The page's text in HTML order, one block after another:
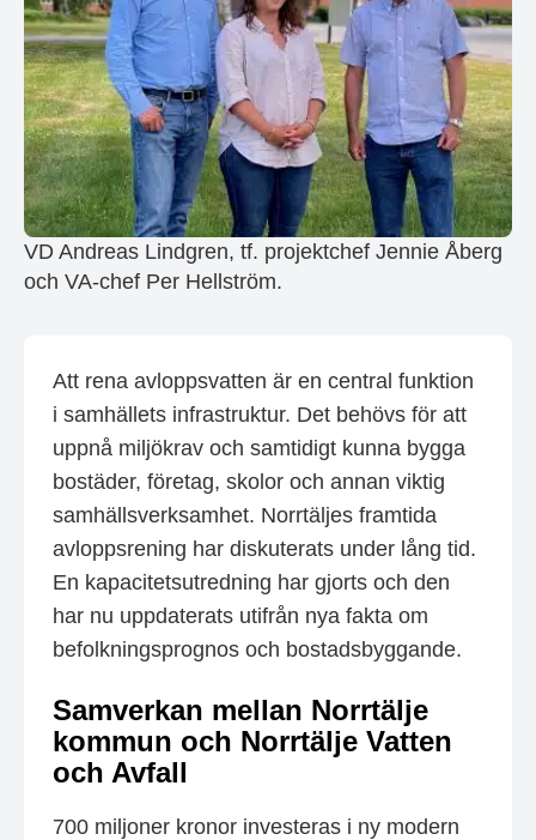
VD Andreas Lindgren, tf. projektchef Jennie Åberg
och VA-chef Per Hellström.
Att rena avloppsvatten är en central funktion
i samhällets infrastruktur. Det behövs för att
uppnå miljökrav och samtidigt kunna bygga
bostäder, företag, skolor och annan viktig
samhällsverksamhet. Norrtäljes framtida
avloppsrening har diskuterats under lång tid.
En kapacitetsutredning har gjorts och den
har nu uppdaterats utifrån nya fakta om
befolkningsprognos och bostadsbyggande.
Samverkan mellan Norrtälje
kommun och Norrtälje Vatten
och Avfall
700 miljoner kronor investeras i ny modern